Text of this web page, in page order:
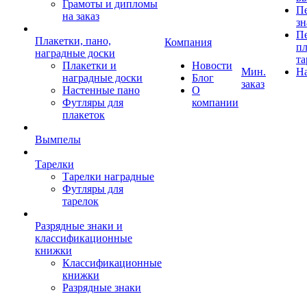
Грамоты и дипломы
на заказ
Плакетки, пано,
наградные доски
Плакетки и
наградные доски
Настенные пано
Футляры для
плакеток
Вымпелы
Тарелки
Тарелки наградные
Футляры для
тарелок
Разрядные знаки и
классификационные
книжки
Классификационные
книжки
Разрядные знаки
Компания
Новости
Блог
О
компании
Мин.
заказ